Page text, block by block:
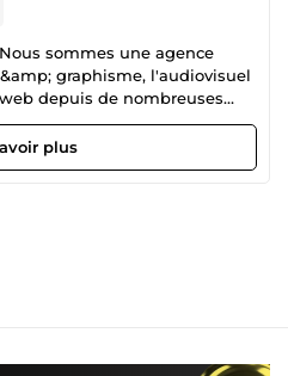
sommes une agence
graphisme, l'audiovisuel
depuis de nombreuses
vous aider à grandir et vous
nous vous offrons notre
du beau travail. Merci!!
plus